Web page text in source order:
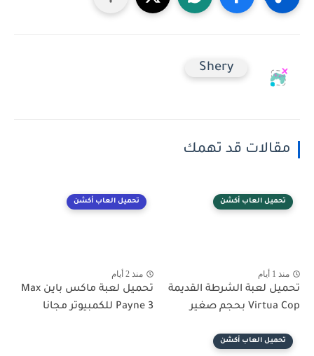
Shery
مقالات قد تهمك
تحميل العاب أكشن
منذ 1 أيام
تحميل لعبة الشرطة القديمة
Virtua Cop بحجم صغير
تحميل العاب أكشن
منذ 2 أيام
تحميل لعبة ماكس باين Max
Payne 3 للكمبيوتر مجانا
تحميل العاب أكشن